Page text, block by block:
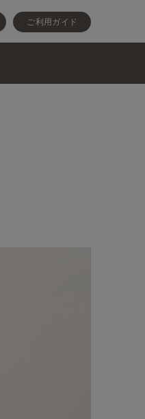
ご利用ガイド